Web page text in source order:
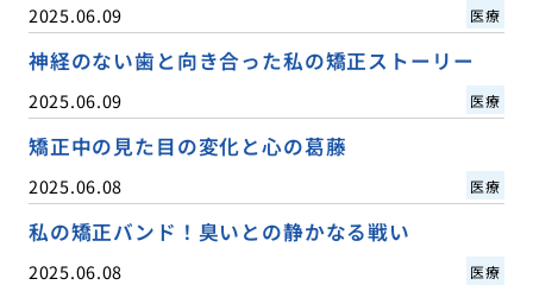
2025.06.09 医療
神経のない歯と向き合った私の矯正ストーリー
2025.06.09 医療
矯正中の見た目の変化と心の葛藤
2025.06.08 医療
私の矯正バンド！臭いとの静かなる戦い
2025.06.08 医療